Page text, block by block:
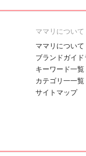
ママリについて
ママリについて
ブランドガイド
キーワード一覧
カテゴリ一一覧
サイトマップ